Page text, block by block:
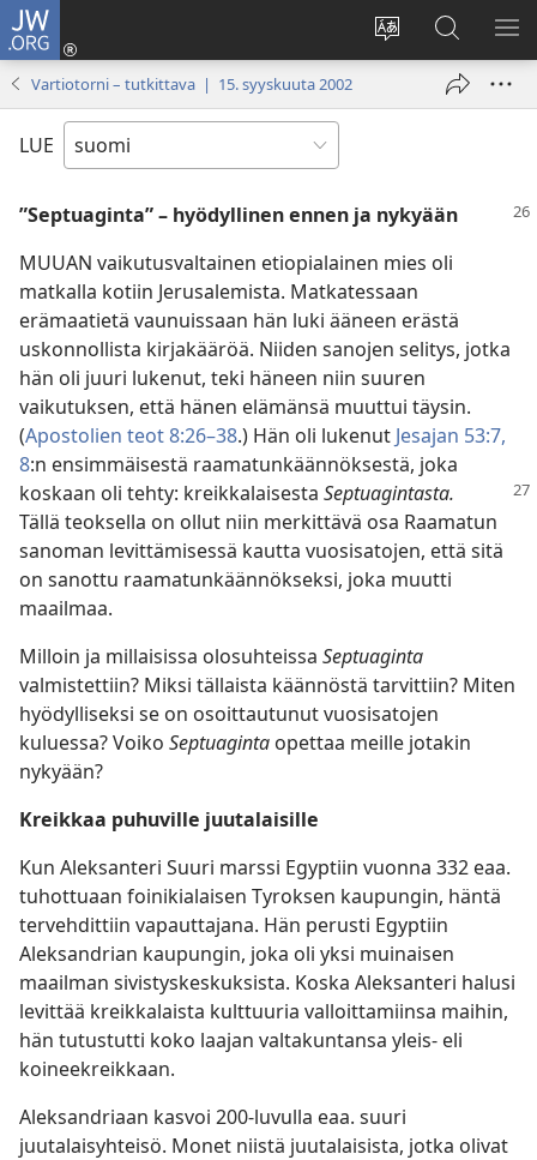
JW.ORG
Vaihda
sivuston
Kirjaudu
(avaa
Hae
JW.ORG-
sivustolta
Vartiotorni – tutkittava | 15. syyskuuta 2002
LUE
”Septuaginta” – hyödyllinen ennen ja nykyään
MUUAN vaikutusvaltainen etiopialainen mies oli
matkalla kotiin Jerusalemista. Matkatessaan
erämaatietä vaunuissaan hän luki ääneen erästä
uskonnollista kirjakääröä. Niiden sanojen selitys, jotka
hän oli juuri lukenut, teki häneen niin suuren
vaikutuksen, että hänen elämänsä muuttui täysin.
(Apostolien teot 8:26–38.) Hän oli lukenut Jesajan 53:7,
8:n ensimmäisestä raamatunkäännöksestä, joka
koskaan oli tehty: kreikkalaisesta Septuagintasta.
Tällä teoksella on ollut niin merkittävä osa Raamatun
sanoman levittämisessä kautta vuosisatojen, että sitä
on sanottu raamatunkäännökseksi, joka muutti
maailmaa.
Milloin ja millaisissa olosuhteissa Septuaginta
valmistettiin? Miksi tällaista käännöstä tarvittiin? Miten
hyödylliseksi se on osoittautunut vuosisatojen
kuluessa? Voiko Septuaginta opettaa meille jotakin
nykyään?
Kreikkaa puhuville juutalaisille
Kun Aleksanteri Suuri marssi Egyptiin vuonna 332 eaa.
tuhottuaan foinikialaisen Tyroksen kaupungin, häntä
tervehdittiin vapauttajana. Hän perusti Egyptiin
Aleksandrian kaupungin, joka oli yksi muinaisen
maailman sivistyskeskuksista. Koska Aleksanteri halusi
levittää kreikkalaista kulttuuria valloittamiinsa maihin,
hän tutustutti koko laajan valtakuntansa yleis- eli
koineekreikkaan.
Aleksandriaan kasvoi 200-luvulla eaa. suuri
juutalaisyhteisö. Monet niistä juutalaisista, jotka olivat